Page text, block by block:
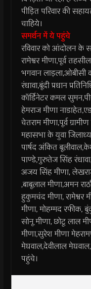
पीड़ित परिवार की
चाहिये।
समर्थन में ये पहुंचे
रविवार को आंदोलन के
रामेश्वर मीणा,पूर्व
भगवान लाड़ला,ओबीसी
रंधावा,बूंदी प्रधान
कॉर्डिनेटर कमल
हेमराज मीणा
चेतराम मीणा,पूर्व
महासभा के युवा
पार्षद अंकित
पाण्डे,गुरुतेज सिंह
अजय सिंह मीणा,
,बाबूलाल मीणा,अमन
हुकुमचंद मीणा, रामेश्वर
मीणा, मोहम्मद रफीक,
सोनू मीणा, छोटू लाल
मीणा,सुरेश मीणा
मेघवाल,देवीलाल
पहुंचे।